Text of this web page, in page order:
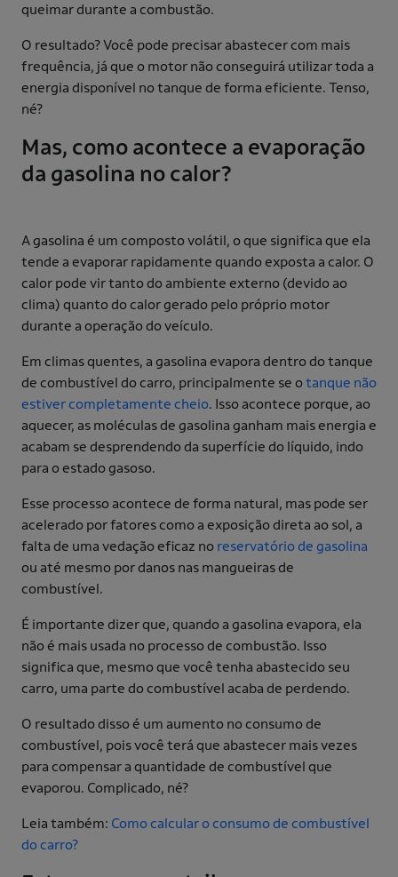
queimar durante a combustão.
O resultado? Você pode precisar abastecer com mais
frequência, já que o motor não conseguirá utilizar toda a
energia disponível no tanque de forma eficiente. Tenso,
né?
Mas, como acontece a evaporação
da gasolina no calor?
A gasolina é um composto volátil, o que significa que ela
tende a evaporar rapidamente quando exposta a calor. O
calor pode vir tanto do ambiente externo (devido ao
clima) quanto do calor gerado pelo próprio motor
durante a operação do veículo.
Em climas quentes, a gasolina evapora dentro do tanque
de combustível do carro, principalmente se otanque não
estiver completamente cheio. Isso acontece porque, ao
aquecer, as moléculas de gasolina ganham mais energia e
acabam se desprendendo da superfície do líquido, indo
para o estado gasoso.
Esse processo acontece de forma natural, mas pode ser
acelerado por fatores como a exposição direta ao sol, a
falta de uma vedação eficaz no reservatório de gasolina
ou até mesmo por danos nas mangueiras de
combustível.
É importante dizer que, quando a gasolina evapora, ela
não é mais usada no processo de combustão. Isso
significa que, mesmo que você tenha abastecido seu
carro, uma parte do combustível acaba de perdendo.
O resultado disso é um aumento no consumo de
combustível, pois você terá que abastecer mais vezes
para compensar a quantidade de combustível que
evaporou. Complicado, né?
Leia também: Como calcular o consumo de combustível
do carro?